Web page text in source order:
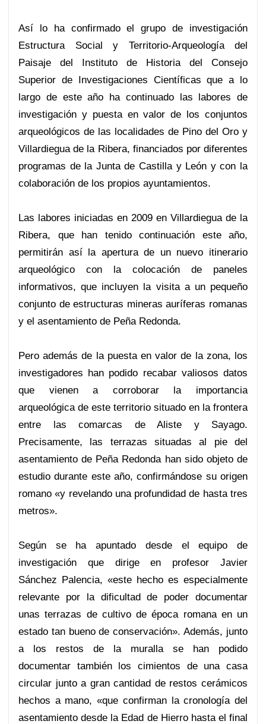
Así lo ha confirmado el grupo de investigación
Estructura Social y Territorio-Arqueología del
Paisaje del Instituto de Historia del Consejo
Superior de Investigaciones Científicas que a lo
largo de este año ha continuado las labores de
investigación y puesta en valor de los conjuntos
arqueológicos de las localidades de Pino del Oro y
Villardiegua de la Ribera, financiados por diferentes
programas de la Junta de Castilla y León y con la
colaboración de los propios ayuntamientos.
Las labores iniciadas en 2009 en Villardiegua de la
Ribera, que han tenido continuación este año,
permitirán así la apertura de un nuevo itinerario
arqueológico con la colocación de paneles
informativos, que incluyen la visita a un pequeño
conjunto de estructuras mineras auríferas romanas
y el asentamiento de Peña Redonda.
Pero además de la puesta en valor de la zona, los
investigadores han podido recabar valiosos datos
que vienen a corroborar la importancia
arqueológica de este territorio situado en la frontera
entre las comarcas de Aliste y Sayago.
Precisamente, las terrazas situadas al pie del
asentamiento de Peña Redonda han sido objeto de
estudio durante este año, confirmándose su origen
romano «y revelando una profundidad de hasta tres
metros».
Según se ha apuntado desde el equipo de
investigación que dirige en profesor Javier
Sánchez Palencia, «este hecho es especialmente
relevante por la dificultad de poder documentar
unas terrazas de cultivo de época romana en un
estado tan bueno de conservación». Además, junto
a los restos de la muralla se han podido
documentar también los cimientos de una casa
circular junto a gran cantidad de restos cerámicos
hechos a mano, «que confirman la cronología del
asentamiento desde la Edad de Hierro hasta el final